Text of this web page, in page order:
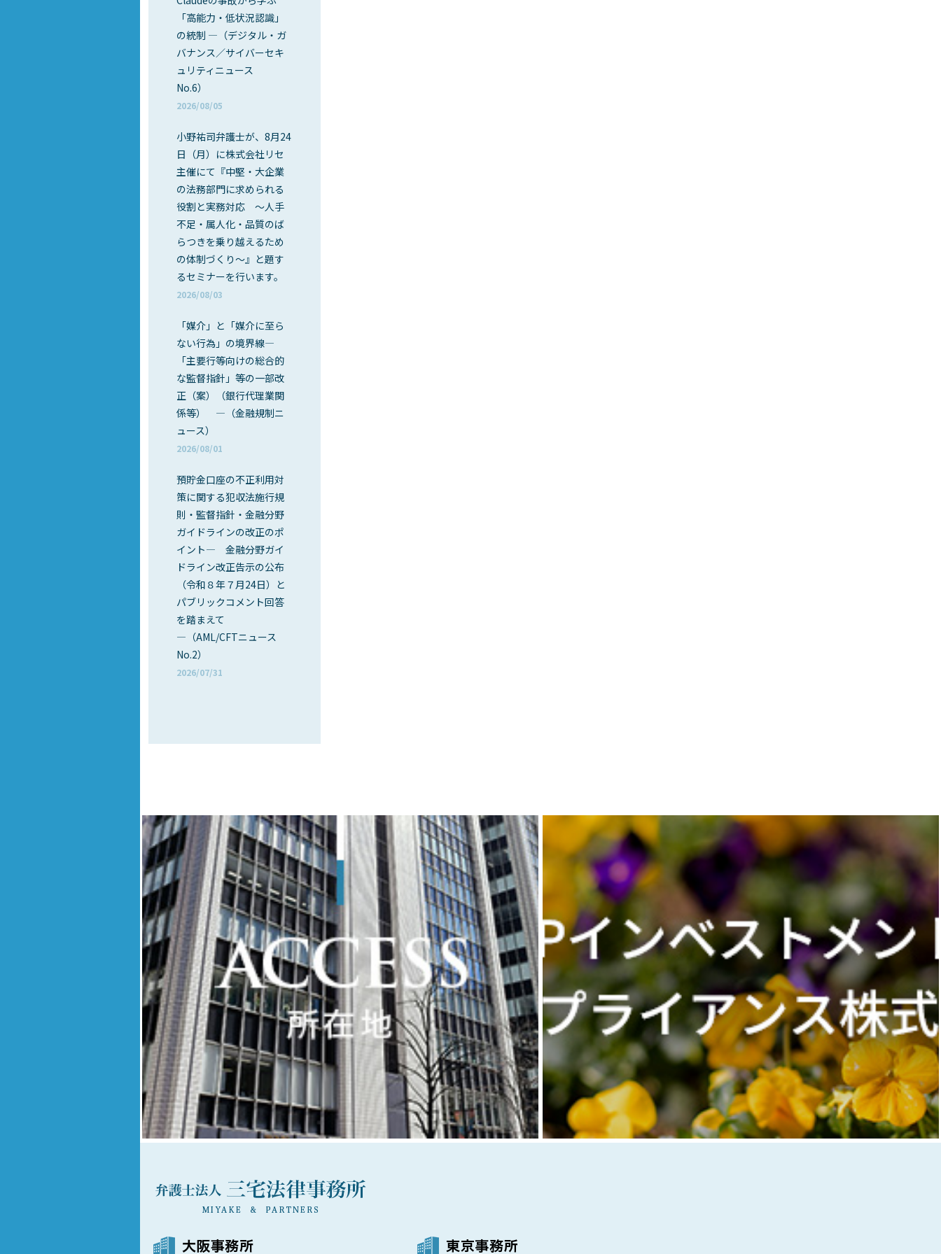
「高能力・低状況認識」
の統制 ―（デジタル・ガ
バナンス／サイバーセキ
ュリティニュース
No.6）
2026/08/05
小野祐司弁護士が、8月24
日（月）に株式会社リセ
主催にて『中堅・大企業
の法務部門に求められる
役割と実務対応 ～人手
不足・属人化・品質のば
らつきを乗り越えるため
の体制づくり～』と題す
るセミナーを行います。
2026/08/03
「媒介」と「媒介に至ら
ない行為」の境界線―
「主要行等向けの総合的
な監督指針」等の一部改
正（案）（銀行代理業関
係等） ―（金融規制ニ
ュース）
2026/08/01
預貯金口座の不正利用対
策に関する犯収法施行規
則・監督指針・金融分野
ガイドラインの改正のポ
イント― 金融分野ガイ
ドライン改正告示の公布
（令和８年７月24日）と
パブリックコメント回答
を踏まえて
―（AML/CFTニュース
No.2）
2026/07/31